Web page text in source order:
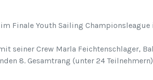
Finale Youth Sailing Championsleague
seiner Crew Marla Feichtenschlager,
8. Gesamtrang (unter 24